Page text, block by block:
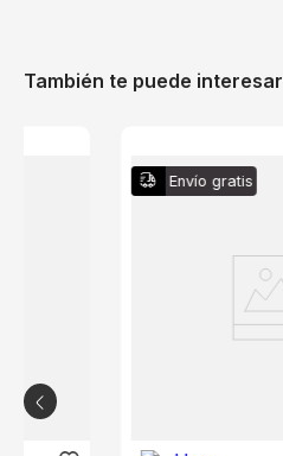
También te puede interesar
Envío gratis